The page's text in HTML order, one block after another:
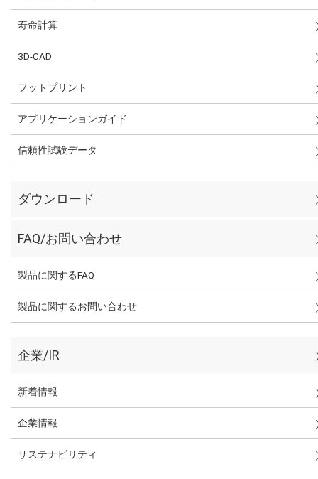
寿命計算
3D-CAD
フットプリント
アプリケーションガイド
信頼性試験データ
ダウンロード
FAQ/お問い合わせ
製品に関するFAQ
製品に関するお問い合わせ
企業/IR
新着情報
企業情報
サステナビリティ